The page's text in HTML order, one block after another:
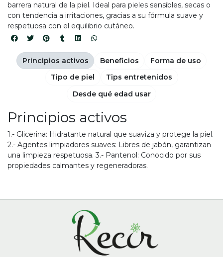
barrera natural de la piel. Ideal para pieles sensibles, secas o
con tendencia a irritaciones, gracias a su fórmula suave y
respetuosa con el equilibrio cutáneo.
Principios activos
1.- Glicerina: Hidratante natural que suaviza y protege la piel.
2.- Agentes limpiadores suaves: Libres de jabón, garantizan
una limpieza respetuosa. 3.- Pantenol: Conocido por sus
propiedades calmantes y regeneradoras.
Principios activos Beneficios
Forma de uso
Tipo de piel
Tips entretenidos
Desde qué edad usar